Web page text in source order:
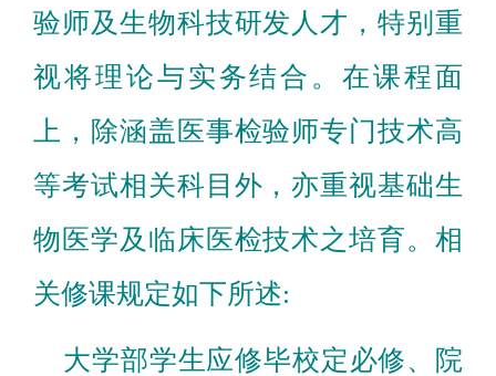
验师及生物科技研发人才，特别重
视将理论与实务结合。在课程面
上，除涵盖医事检验师专门技术高
等考试相关科目外，亦重视基础生
物医学及临床医检技术之培育。相
关修课规定如下所述:
大学部学生应修毕校定必修、院